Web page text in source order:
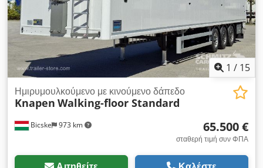
1 / 15
Bicske 973 km
Ημιρυμουλκούμενο με κινούμενο δάπεδο
Knapen Walking-floor Standard
65.500 €
σταθερή τιμή συν ΦΠΑ